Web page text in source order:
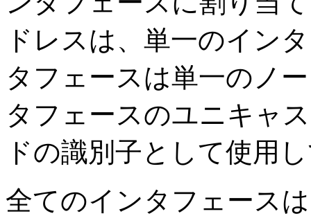
ドレスは、単一のイン
タフェースは単一のノ
タフェースのユニキャ
ドの識別子として使用
全てのインタフェース